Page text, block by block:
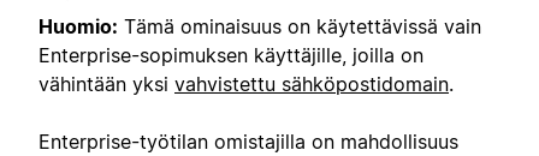
Huomio: Tämä ominaisuus on käytettävissä vain
Enterprise-sopimuksen käyttäjille, joilla on
vähintään yksi vahvistettu sähköpostidomain.
Enterprise-työtilan omistajilla on mahdollisuus